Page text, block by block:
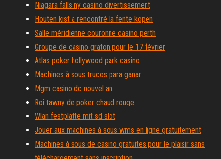
Niagara falls ny casino divertissement
Houten kist a rencontré la fente kopen
Salle méridienne couronne casino perth
Groupe de casino graton pour le 17 février
Atlas poker hollywood park casino
Machines à sous trucos para ganar
Mgm casino dc nouvel an
Roi tawny de poker chaud rouge
Wlan festplatte mit sd slot
Jouer aux machines à sous wms en ligne gratuitement
Machines à sous de casino gratuites pour le plaisir sans